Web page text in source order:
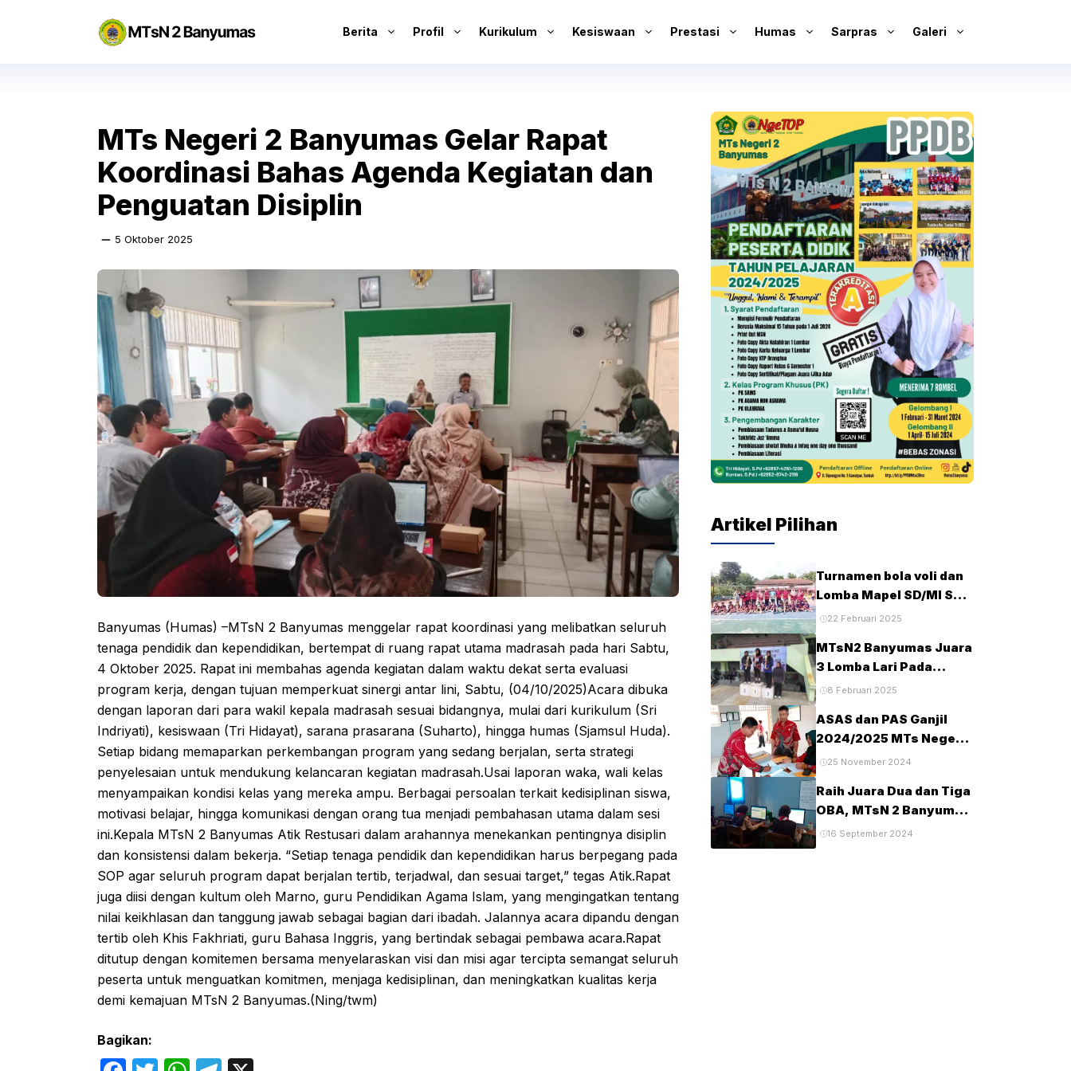
Berita Profil Kurikulum Kesiswaan Prestasi Humas Sarpras Galeri
MTs Negeri 2 Banyumas Gelar Rapat
Koordinasi Bahas Agenda Kegiatan dan
Penguatan Disiplin
5 Oktober 2025
Banyumas (Humas) –MTsN 2 Banyumas menggelar rapat koordinasi yang melibatkan seluruh
tenaga pendidik dan kependidikan, bertempat di ruang rapat utama madrasah pada hari Sabtu,
4 Oktober 2025. Rapat ini membahas agenda kegiatan dalam waktu dekat serta evaluasi
program kerja, dengan tujuan memperkuat sinergi antar lini, Sabtu, (04/10/2025)Acara dibuka
dengan laporan dari para wakil kepala madrasah sesuai bidangnya, mulai dari kurikulum (Sri
Indriyati), kesiswaan (Tri Hidayat), sarana prasarana (Suharto), hingga humas (Sjamsul Huda).
Setiap bidang memaparkan perkembangan program yang sedang berjalan, serta strategi
penyelesaian untuk mendukung kelancaran kegiatan madrasah.Usai laporan waka, wali kelas
menyampaikan kondisi kelas yang mereka ampu. Berbagai persoalan terkait kedisiplinan siswa,
motivasi belajar, hingga komunikasi dengan orang tua menjadi pembahasan utama dalam sesi
ini.Kepala MTsN 2 Banyumas Atik Restusari dalam arahannya menekankan pentingnya disiplin
dan konsistensi dalam bekerja. “Setiap tenaga pendidik dan kependidikan harus berpegang pada
SOP agar seluruh program dapat berjalan tertib, terjadwal, dan sesuai target,” tegas Atik.Rapat
juga diisi dengan kultum oleh Marno, guru Pendidikan Agama Islam, yang mengingatkan tentang
nilai keikhlasan dan tanggung jawab sebagai bagian dari ibadah. Jalannya acara dipandu dengan
tertib oleh Khis Fakhriati, guru Bahasa Inggris, yang bertindak sebagai pembawa acara.Rapat
ditutup dengan komitemen bersama menyelaraskan visi dan misi agar tercipta semangat seluruh
peserta untuk menguatkan komitmen, menjaga kedisiplinan, dan meningkatkan kualitas kerja
demi kemajuan MTsN 2 Banyumas.(Ning/twm)
Bagikan:
Artikel Pilihan
Turnamen bola voli dan
Lomba Mapel SD/MI Se-
kecamatan Tambak
Banyumas
22 Februari 2025
MTsN2 Banyumas Juara
3 Lomba Lari Pada
Porseni MTs Tingkat
Tahun 2025
8 Februari 2025
ASAS dan PAS Ganjil
2024/2025 MTs Negeri
2 Banyumas
Lancar
25 November 2024
Raih Juara Dua dan Tiga
OBA, MTsN 2 Banyumas
Lanjut Tingkat Provinsi
16 September 2024